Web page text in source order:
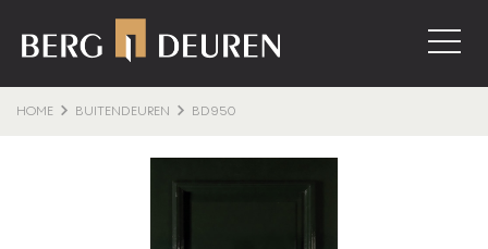
HOME BUITENDEUREN BD950